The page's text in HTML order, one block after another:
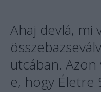
Ahaj devlá, mi
utcában.
e, hogy Életre